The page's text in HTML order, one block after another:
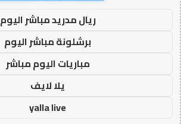
ريال مدريد مباشر اليوم
برشلونة مباشر اليوم
مباريات اليوم مباشر
يلا لايف
yalla live